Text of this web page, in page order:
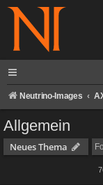
Neutrino-Images
Allgemein
Neues Thema